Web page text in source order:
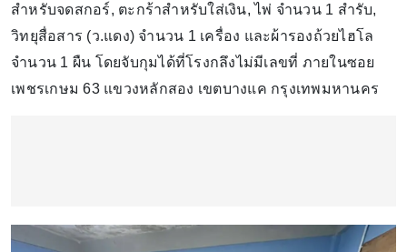
สำหรับจดสกอร์, ตะกร้าสำหรับใส่เงิน, ไพ่ จำนวน 1 สำรับ,
วิทยุสื่อสาร (ว.แดง) จำนวน 1 เครื่อง และผ้ารองถ้วยไฮโล
จำนวน 1 ผืน โดยจับกุมได้ที่โรงกลึงไม่มีเลขที่ ภายในซอย
เพชรเกษม 63 แขวงหลักสอง เขตบางแค กรุงเทพมหานคร